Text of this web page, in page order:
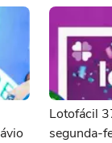
Lotofácil
segunda-